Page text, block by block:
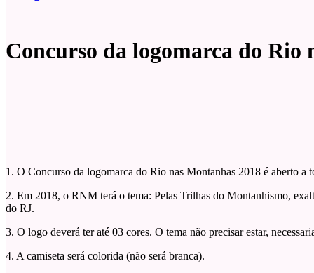
Concurso da logomarca do Rio
1. O Concurso da logomarca do Rio nas Montanhas 2018 é aberto a
2. Em 2018, o RNM terá o tema: Pelas Trilhas do Montanhismo,
do RJ.
3. O logo deverá ter até 03 cores. O tema não precisar estar,
4. A camiseta será colorida (não será branca).